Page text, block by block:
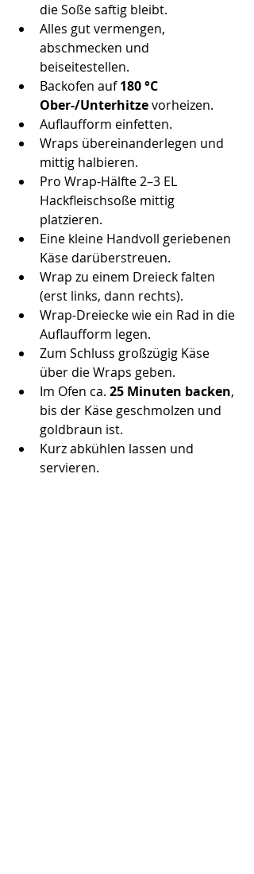
die Soße saftig bleibt.
Alles gut vermengen,
abschmecken und
beiseitestellen.
Backofen auf 180 °C
Ober-/Unterhitze vorheizen.
Auflaufform einfetten.
Wraps übereinanderlegen und
mittig halbieren.
Pro Wrap-Hälfte 2–3 EL
Hackfleischsoße mittig
platzieren.
Eine kleine Handvoll geriebenen
Käse darüberstreuen.
Wrap zu einem Dreieck falten
(erst links, dann rechts).
Wrap-Dreiecke wie ein Rad in die
Auflaufform legen.
Zum Schluss großzügig Käse
über die Wraps geben.
Im Ofen ca. 25 Minuten backen,
bis der Käse geschmolzen und
goldbraun ist.
Kurz abkühlen lassen und
servieren.